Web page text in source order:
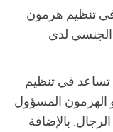
تنظيم هرمون
لدى
تساعد في تنظيم
المسؤول
بالإضافة